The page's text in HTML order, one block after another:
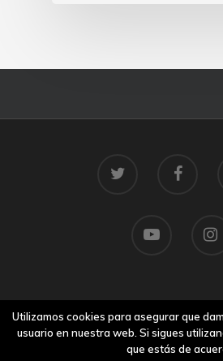
Aviso legal
Utilizamos cookies para asegurar que
usuario en nuestra web. Si sigues
que estás de